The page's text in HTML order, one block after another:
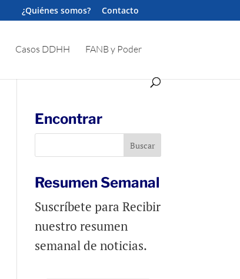
¿Quiénes somos? Contacto
Casos DDHH FANB y Poder
Encontrar
Resumen Semanal
Suscríbete para Recibir
nuestro resumen
semanal de noticias.